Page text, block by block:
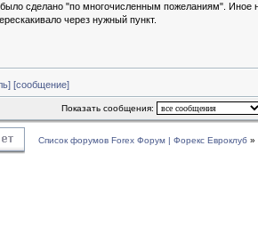
сделано "по многочисленным пожеланиям". Иное
через нужный пункт.
[сообщение]
Показать сообщения:
Список форумов Forex Форум | Форекс Евроклуб »